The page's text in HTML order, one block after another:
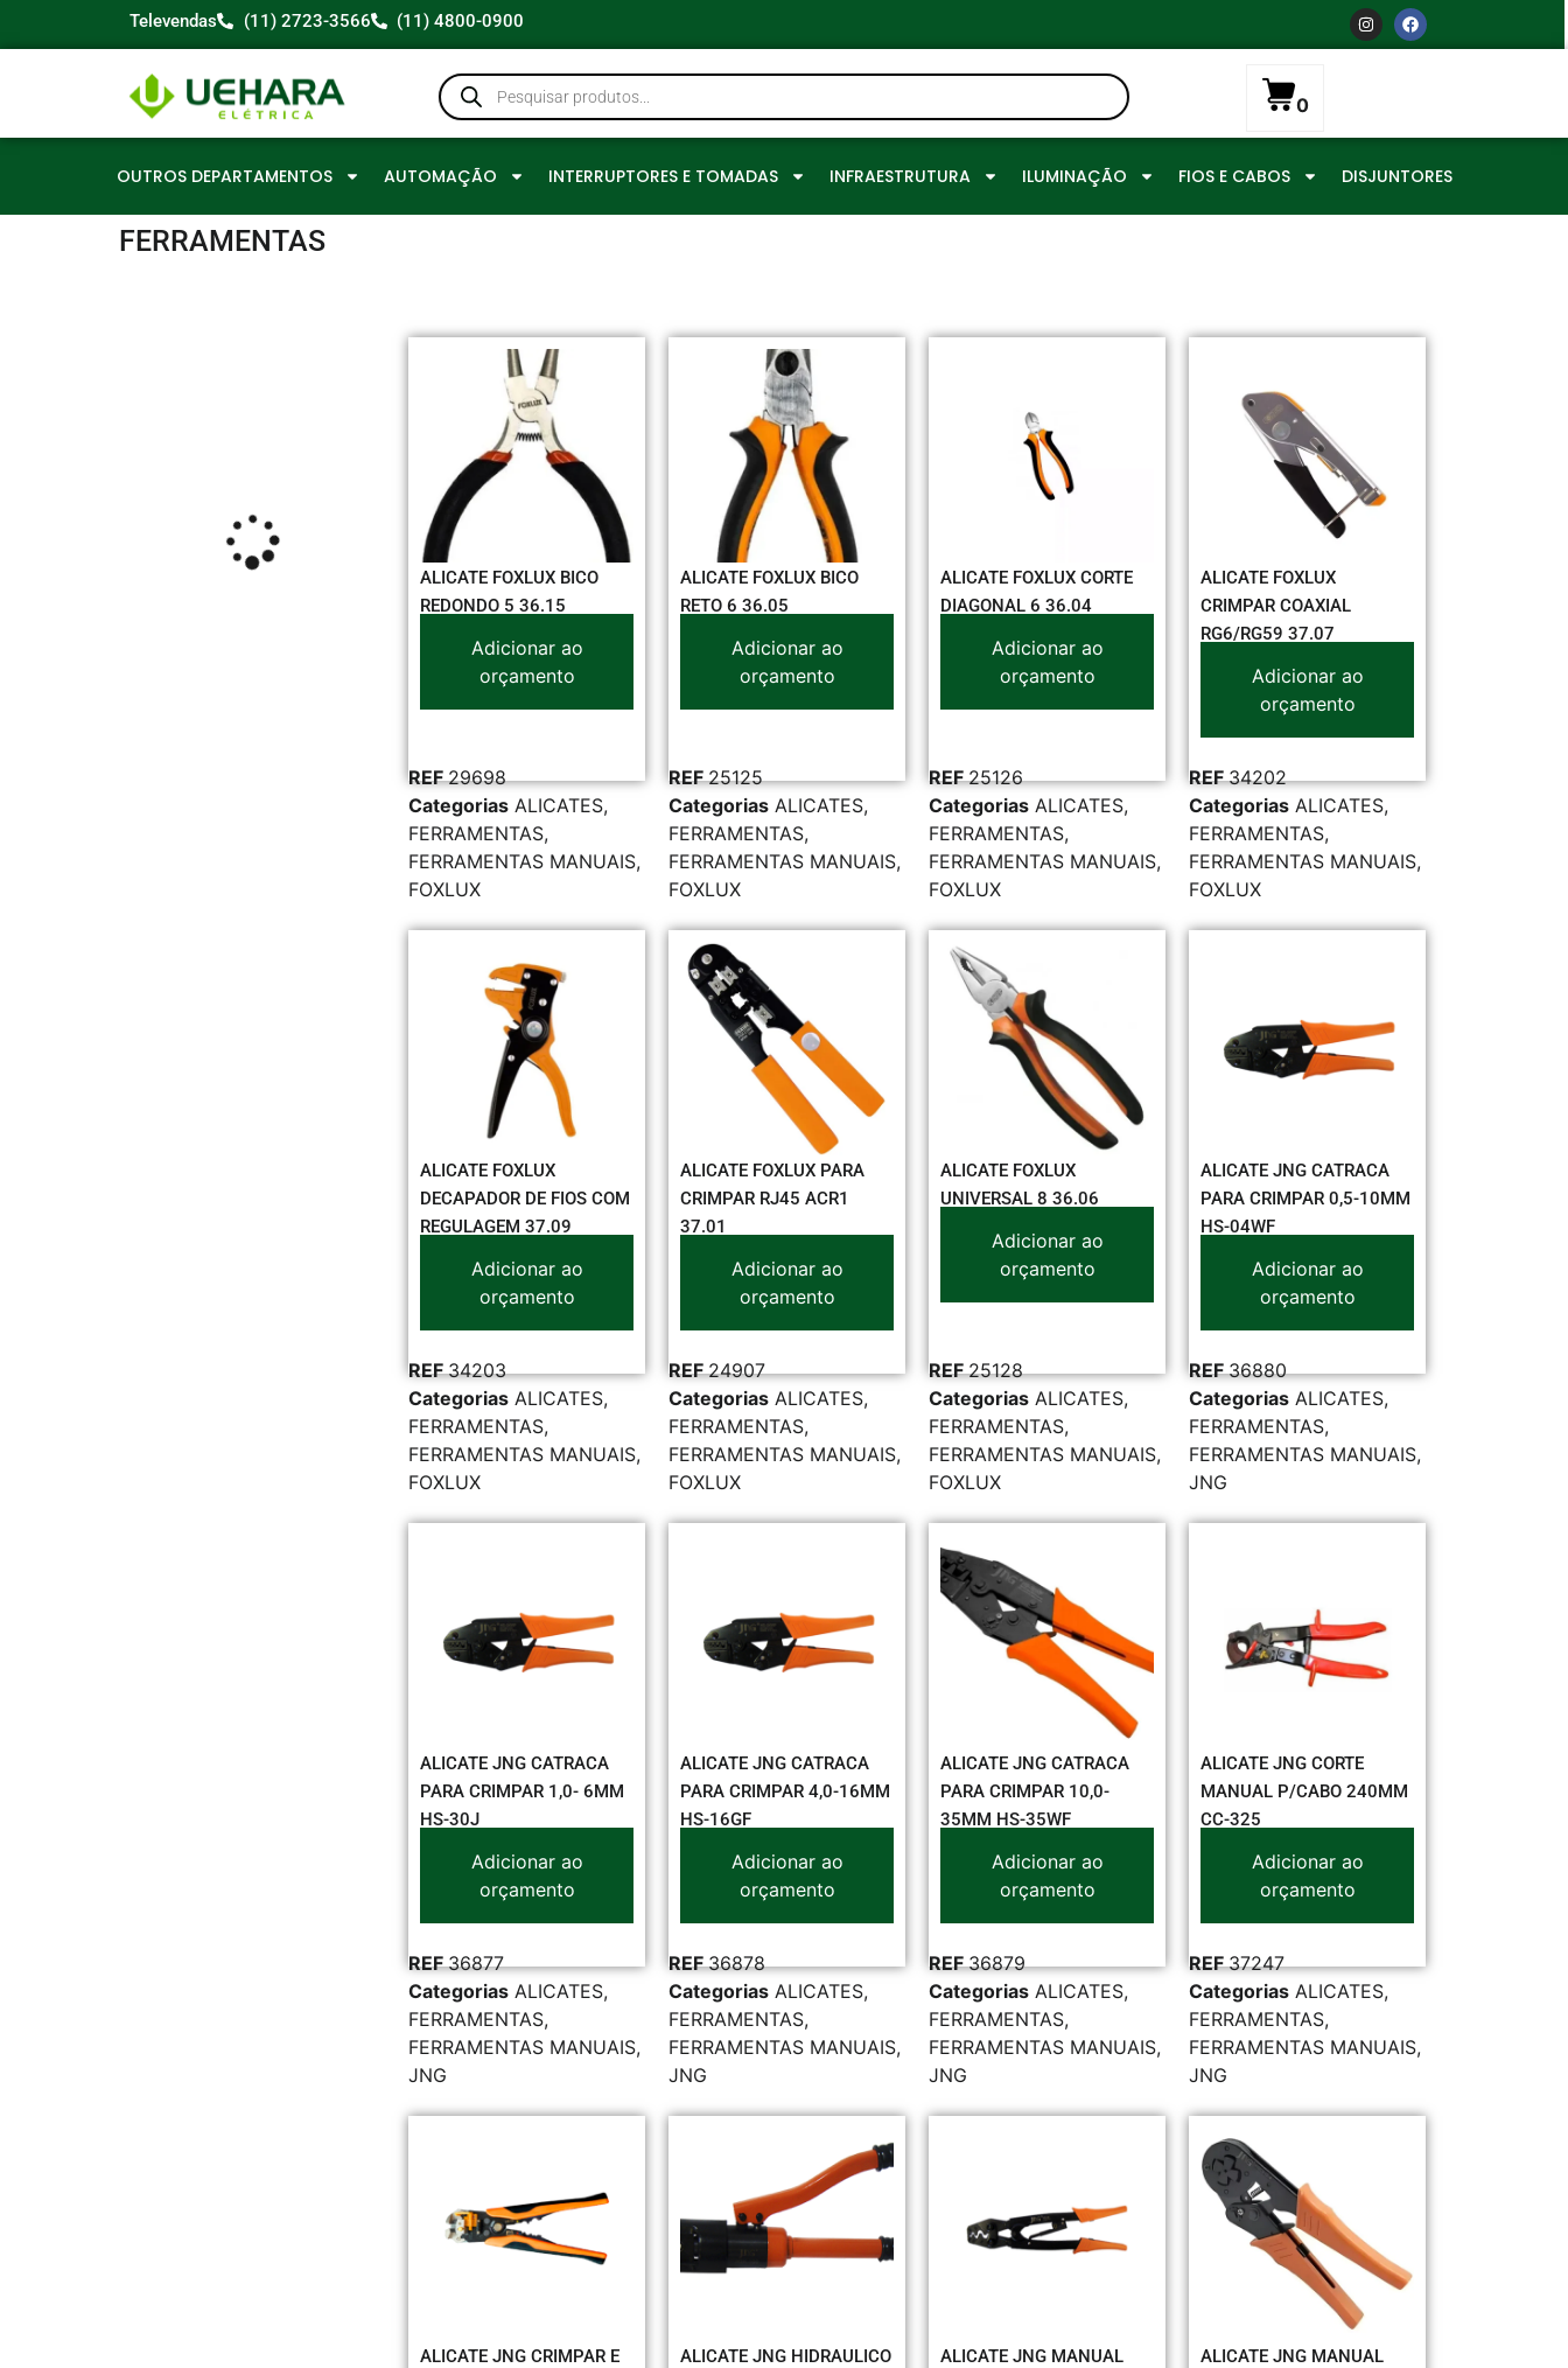
Televendas (11) 2723-3566 (11) 4800-0900
0
OUTROS DEPARTAMENTOS AUTOMAÇÃO INTERRUPTORES E TOMADAS INFRAESTRUTURA ILUMINAÇÃO FIOS E CABOS DISJUNTORES
FERRAMENTAS
ALICATE FOXLUX BICO
REDONDO 5 36.15
Adicionar ao
orçamento
REF29698
Categorias ALICATES,
FERRAMENTAS,
FERRAMENTAS MANUAIS,
FOXLUX
ALICATE FOXLUX BICO
RETO 6 36.05
Adicionar ao
orçamento
REF25125
Categorias ALICATES,
FERRAMENTAS,
FERRAMENTAS MANUAIS,
FOXLUX
ALICATE FOXLUX CORTE
DIAGONAL 6 36.04
Adicionar ao
orçamento
REF25126
Categorias ALICATES,
FERRAMENTAS,
FERRAMENTAS MANUAIS,
FOXLUX
ALICATE FOXLUX
CRIMPAR COAXIAL
RG6/RG59 37.07
Adicionar ao
orçamento
REF34202
Categorias ALICATES,
FERRAMENTAS,
FERRAMENTAS MANUAIS,
FOXLUX
ALICATE FOXLUX
DECAPADOR DE FIOS COM
REGULAGEM 37.09
Adicionar ao
orçamento
REF34203
Categorias ALICATES,
FERRAMENTAS,
FERRAMENTAS MANUAIS,
FOXLUX
ALICATE FOXLUX PARA
CRIMPAR RJ45 ACR1
37.01
Adicionar ao
orçamento
REF24907
Categorias ALICATES,
FERRAMENTAS,
FERRAMENTAS MANUAIS,
FOXLUX
ALICATE FOXLUX
UNIVERSAL 8 36.06
Adicionar ao
orçamento
REF25128
Categorias ALICATES,
FERRAMENTAS,
FERRAMENTAS MANUAIS,
FOXLUX
ALICATE JNG CATRACA
PARA CRIMPAR 0,5-10MM
HS-04WF
Adicionar ao
orçamento
REF36880
Categorias ALICATES,
FERRAMENTAS,
FERRAMENTAS MANUAIS,
JNG
ALICATE JNG CATRACA
PARA CRIMPAR 1,0- 6MM
HS-30J
Adicionar ao
orçamento
REF36877
Categorias ALICATES,
FERRAMENTAS,
FERRAMENTAS MANUAIS,
JNG
ALICATE JNG CATRACA
PARA CRIMPAR 4,0-16MM
HS-16GF
Adicionar ao
orçamento
REF36878
Categorias ALICATES,
FERRAMENTAS,
FERRAMENTAS MANUAIS,
JNG
ALICATE JNG CATRACA
PARA CRIMPAR 10,0-
35MM HS-35WF
Adicionar ao
orçamento
REF36879
Categorias ALICATES,
FERRAMENTAS,
FERRAMENTAS MANUAIS,
JNG
ALICATE JNG CORTE
MANUAL P/CABO 240MM
CC-325
Adicionar ao
orçamento
REF37247
Categorias ALICATES,
FERRAMENTAS,
FERRAMENTAS MANUAIS,
JNG
ALICATE JNG CRIMPAR E
ALICATE JNG HIDRAULICO
ALICATE JNG MANUAL
ALICATE JNG MANUAL